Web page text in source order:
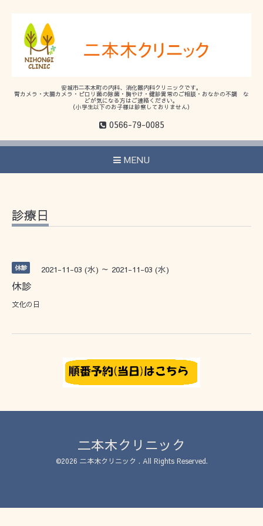
安城市二本木町の内科、消化器内科クリニックです。
胃カメラ・大腸カメラ・ピロリ菌の除菌・胸やけ・健診異常のご相談・おなかの不調 な
どが気になる方はご連絡ください。
（小学生以下のお子様は診察しておりません）
0566-79-0085
MENU
診療日
休診 2021-11-03 (水) ～ 2021-11-03 (水)
休診
文化の日
二本木クリニック
©2026 二本木クリニック . All Rights Reserved.